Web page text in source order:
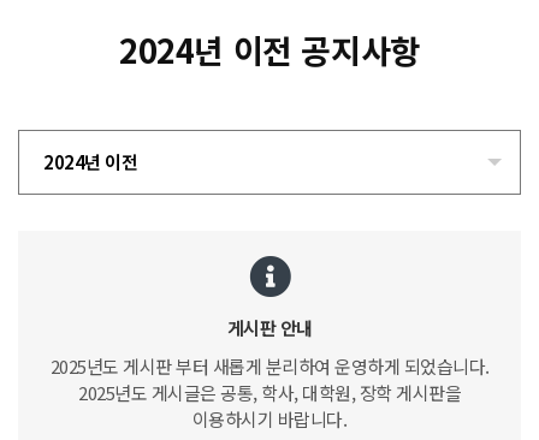
2024년 이전 공지사항
2024년 이전
게시판 안내
2025년도 게시판 부터 새롭게 분리하여 운영하게 되었습니다.
2025년도 게시글은 공통, 학사, 대학원, 장학 게시판을
이용하시기 바랍니다.